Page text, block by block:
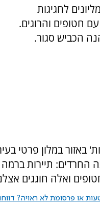
לחגיגות
חטופים והרוגים.
הכביש סגור.
במלון פרטי
החרדים: תיירות
ואלה חוגגים
או פרסומת לא ראויה? דווחו